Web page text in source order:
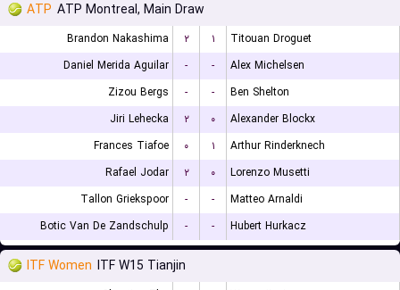
ATP ATP Montreal, Main Draw
Brandon Nakashima ۲ ۱
Titouan Droguet
Daniel Merida Aguilar
- -
Alex Michelsen
Zizou Bergs
- -
Ben Shelton
Jiri Lehecka
۲ ۰
Alexander Blockx
Frances Tiafoe
۰ ۱
Arthur Rinderknech
Rafael Jodar
۲ ۰
Lorenzo Musetti
Tallon Griekspoor
- -
Matteo Arnaldi
Botic Van De Zandschulp
- - Hubert Hurkacz
ITF Women ITF W15 Tianjin